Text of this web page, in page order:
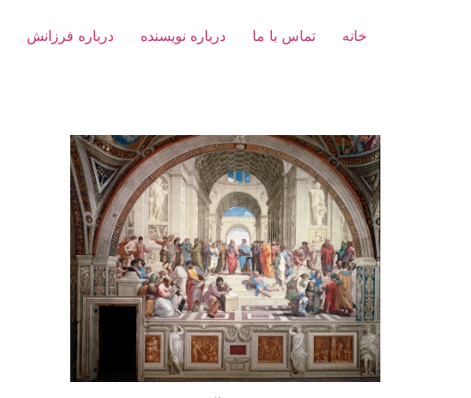
درباره فرزانش درباره نویسنده تماس با ما خانه